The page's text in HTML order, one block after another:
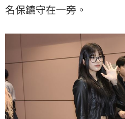
名保鑣守在一旁。